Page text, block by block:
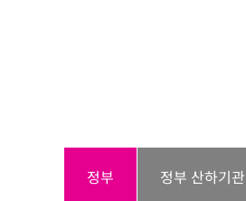
정부 정부 산하기관